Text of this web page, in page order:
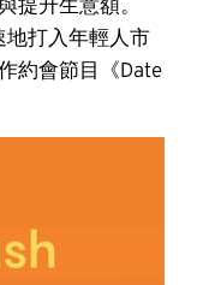
地打入年輕人市
約會節目《Date